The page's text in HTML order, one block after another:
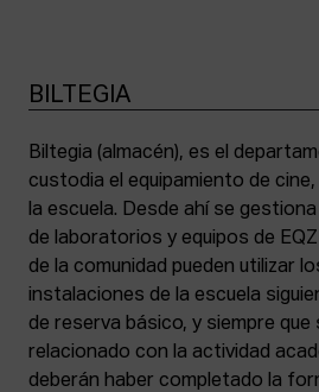
BILTEGIA
Biltegia (almacén), es el
custodia el equipamiento de
la escuela. Desde ahí se
de laboratorios y equipos de
de la comunidad pueden utilizar
instalaciones de la escuela
de reserva básico, y siempre que
relacionado con la actividad
deberán haber completado la